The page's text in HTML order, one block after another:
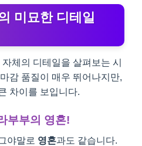
미묘한 디테일
체의 디테일을 살펴보는 시
감 품질이 매우 뛰어나지만,
차이를 보입니다.
부부의 영혼!
야말로 영혼과도 같습니다.